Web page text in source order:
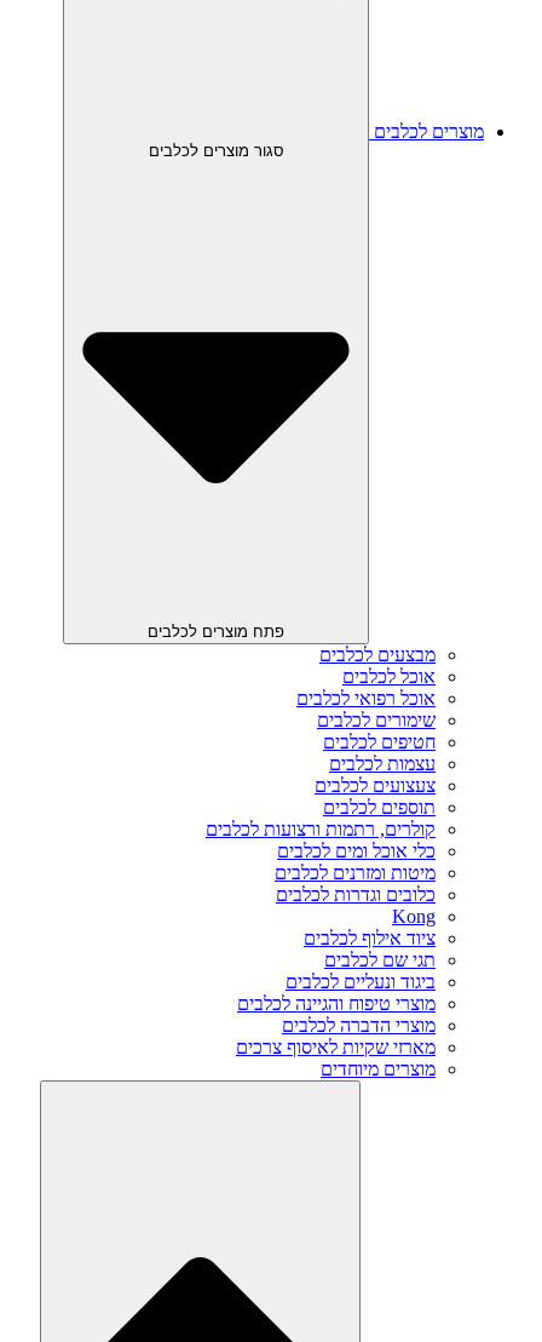
מוצרים לכלבים
סגור מוצרים לכלבים
פתח מוצרים לכלבים
מבצעים לכלבים
אוכל לכלבים
אוכל רפואי לכלבים
שימורים לכלבים
חטיפים לכלבים
עצמות לכלבים
צעצועים לכלבים
תוספים לכלבים
קולרים, רתמות ורצועות לכלבים
כלי אוכל ומים לכלבים
מיטות ומזרנים לכלבים
כלובים וגדרות לכלבים
Kong
ציוד אילוף לכלבים
תגי שם לכלבים
ביגוד ונעליים לכלבים
מוצרי טיפוח והגיינה לכלבים
מוצרי הדברה לכלבים
מארזי שקיות לאיסוף צרכים
מוצרים מיוחדים